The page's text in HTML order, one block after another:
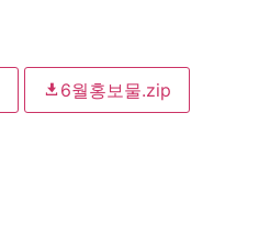
6월홍보물.zip